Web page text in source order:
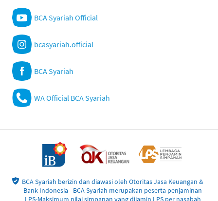
BCA Syariah Official
bcasyariah.official
BCA Syariah
WA Official BCA Syariah
BCA Syariah berizin dan diawasi oleh Otoritas Jasa Keuangan &
Bank Indonesia - BCA Syariah merupakan peserta penjaminan
LPS-Maksimum nilai simpanan yang dijamin LPS per nasabah